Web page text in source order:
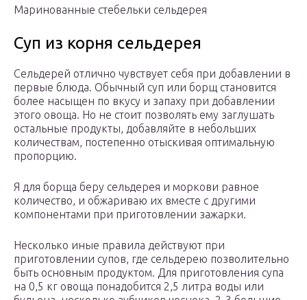
Маринованные стебельки сельдерея
Суп из корня сельдерея
Сельдерей отлично чувствует себя при добавлении в
первые блюда. Обычный суп или борщ становится
более насыщен по вкусу и запаху при добавлении
этого овоща. Но не стоит позволять ему заглушать
остальные продукты, добавляйте в небольших
количествам, постепенно отыскивая оптимальную
пропорцию.
Я для борща беру сельдерея и моркови равное
количество, и обжариваю их вместе с другими
компонентами при приготовлении зажарки.
Несколько иные правила действуют при
приготовлении супов, где сельдерею позволительно
быть основным продуктом. Для приготовления супа
на 0,5 кг овоща понадобится 2,5 литра воды или